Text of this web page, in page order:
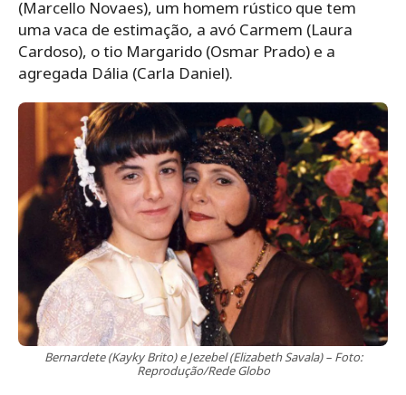
(Marcello Novaes), um homem rústico que tem
uma vaca de estimação, a avó Carmem (Laura
Cardoso), o tio Margarido (Osmar Prado) e a
agregada Dália (Carla Daniel).
Bernardete (Kayky Brito) e Jezebel (Elizabeth Savala) – Foto:
Reprodução/Rede Globo